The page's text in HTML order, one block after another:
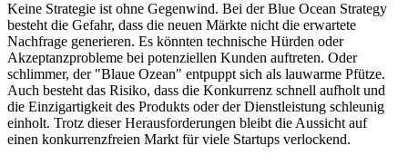
Keine Strategie ist ohne Gegenwind. Bei der Blue Ocean Strategy
besteht die Gefahr, dass die neuen Märkte nicht die erwartete
Nachfrage generieren. Es könnten technische Hürden oder
Akzeptanzprobleme bei potenziellen Kunden auftreten. Oder
schlimmer, der "Blaue Ozean" entpuppt sich als lauwarme Pfütze.
Auch besteht das Risiko, dass die Konkurrenz schnell aufholt und
die Einzigartigkeit des Produkts oder der Dienstleistung schleunig
einholt. Trotz dieser Herausforderungen bleibt die Aussicht auf
einen konkurrenzfreien Markt für viele Startups verlockend.